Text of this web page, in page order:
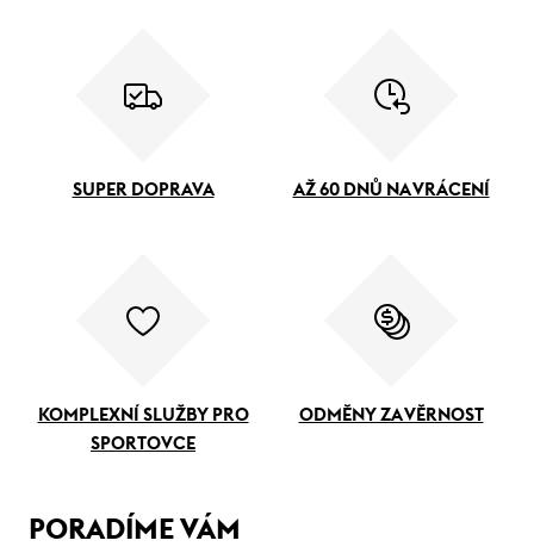
SUPER DOPRAVA AŽ 60 DNŮ NA VRÁCENÍ
KOMPLEXNÍ SLUŽBY PRO
SPORTOVCE
ODMĚNY ZA VĚRNOST
PORADÍME VÁM